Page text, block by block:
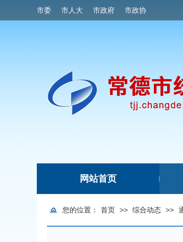
市委 市人大 市政府 市政协
网站首页
您的位置： 首页 >> 综合动态 >>